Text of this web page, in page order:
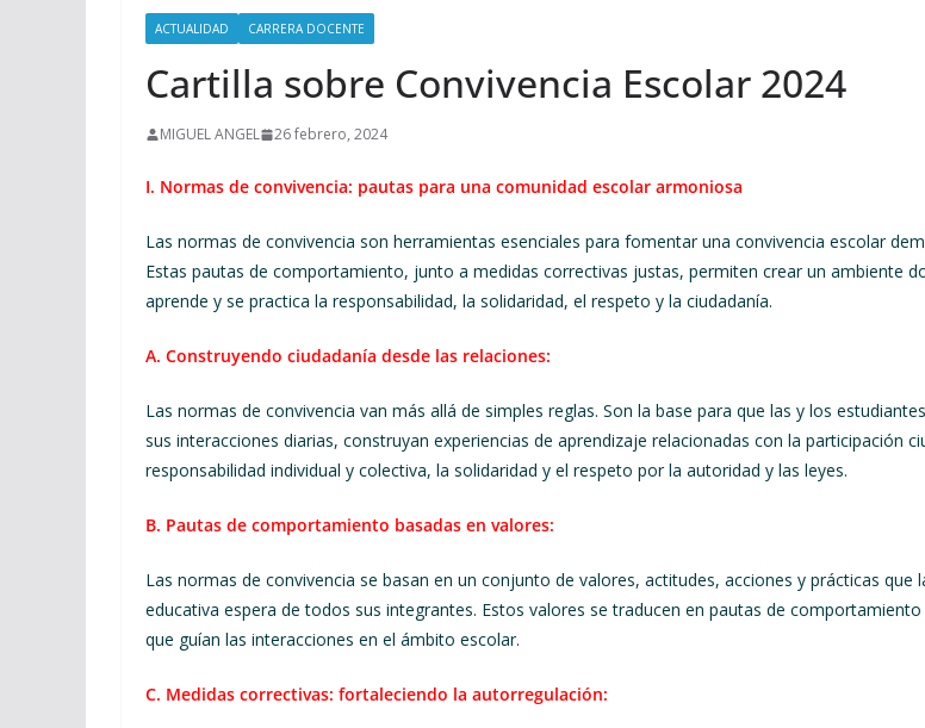
ACTUALIDAD CARRERA DOCENTE
Cartilla sobre Convivencia Escolar 2024
MIGUEL ANGEL 26 febrero, 2024
I. Normas de convivencia: pautas para una comunidad escolar armoniosa
Las normas de convivencia son herramientas esenciales para fomentar una convivencia escolar
Estas pautas de comportamiento, junto a medidas correctivas justas, permiten crear un ambiente
aprende y se practica la responsabilidad, la solidaridad, el respeto y la ciudadanía.
A. Construyendo ciudadanía desde las relaciones:
Las normas de convivencia van más allá de simples reglas. Son la base para que las y los
sus interacciones diarias, construyan experiencias de aprendizaje relacionadas con la participación
responsabilidad individual y colectiva, la solidaridad y el respeto por la autoridad y las leyes.
B. Pautas de comportamiento basadas en valores:
Las normas de convivencia se basan en un conjunto de valores, actitudes, acciones y prácticas que
educativa espera de todos sus integrantes. Estos valores se traducen en pautas de comportamiento
que guían las interacciones en el ámbito escolar.
C. Medidas correctivas: fortaleciendo la autorregulación: